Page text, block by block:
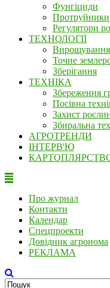
Фунгіциди
Протруйники
Регулятори
ТЕХНОЛОГІЇ
Вирощування
Точне
Зберігання
ТЕХНІКА
Збереження
Посівна
Захист
Збиральна
АГРОТРЕНДИ
ІНТЕРВ'Ю
Про журнал
Контакти
Календар
Спецпроекти
Довідник агронома
РЕКЛАМА